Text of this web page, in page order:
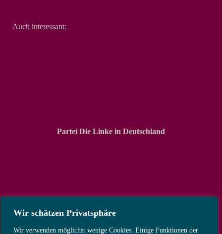
Wir schätzen Privatsphäre
Wir verwenden möglichst wenige Cookies. Einige Funktionen der
Auch interessant:
Partei Die Linke in Deutschland